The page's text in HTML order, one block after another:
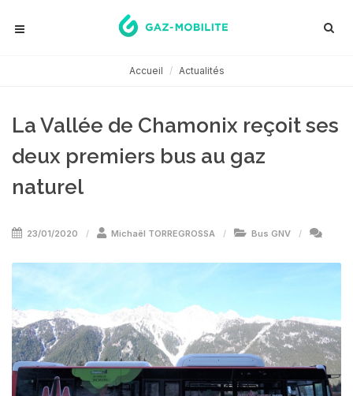
Accueil Actualités
La Vallée de Chamonix reçoit ses
deux premiers bus au gaz
naturel
23/01/2020 Michaël TORREGROSSA Bus GNV